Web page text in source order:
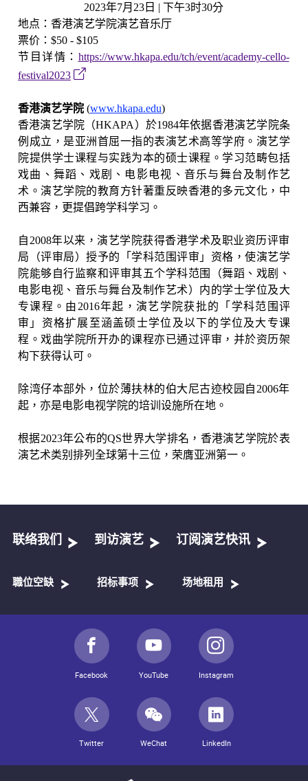
2023年7月 23 日 | 下午3时30分
地点：香港演艺学院演艺音乐厅
票价： $50 - $105
节目详情： https://www.hkapa.edu/tch/event/academy-cello-
festival2023
香港演艺学院 (www.hkapa.edu)
香港演艺学院（HKAPA ）於1984年依据香港演艺学院条
例成立，是亚洲首屈一指的表演艺术高等学府。演艺学
院提供学士课程与实践为本的硕士课程。学习范畴包括
戏曲、舞蹈、戏剧、电影电视、音乐与舞台及制作艺
术。演艺学院的教育方针著重反映香港的多元文化，中
西兼容，更提倡跨学科学习。
自 2008年以来，演艺学院获得香港学术及职业资历评审
局（评审局）授予的「学科范围评审」资格，使演艺学
院能够自行监察和评审其五个学科范围（舞蹈、戏剧、
电影电视、音乐与舞台及制作艺术）内的学士学位及大
专课程。由 2016年起，演艺学院获批的「学科范围评
审」资格扩展至涵盖硕士学位及以下的学位及大专课
程。戏曲学院所开办的课程亦已通过评审，并於资历架
构下获得认可。
除湾仔本部外，位於薄扶林的伯大尼古迹校园自 2006年
起，亦是电影电视学院的培训设施所在地。
根据2023年公布的QS世界大学排名，香港演艺学院於表
演艺术类别排列全球第十三位，荣膺亚洲第一。
联络我们 到访演艺 订阅演艺快讯
職位空缺 招标事项 场地租用
Facebook YouTube Instagram
Twitter WeChat LinkedIn